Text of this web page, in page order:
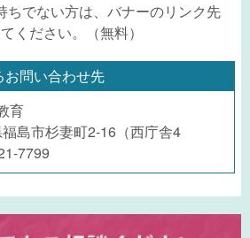
ちでない方は、バナーのリンク先
ください。（無料）
お問い合わせ先
育
島市杉妻町2-16（西庁舎4
7799